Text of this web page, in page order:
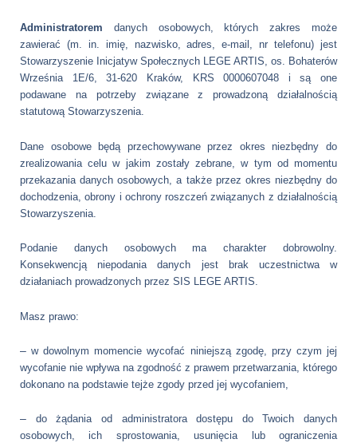
Administratorem danych osobowych, których zakres może
zawierać (m. in. imię, nazwisko, adres, e-mail, nr telefonu) jest
Stowarzyszenie Inicjatyw Społecznych LEGE ARTIS, os. Bohaterów
Września 1E/6, 31-620 Kraków, KRS 0000607048 i są one
podawane na potrzeby związane z prowadzoną działalnością
statutową Stowarzyszenia.
Dane osobowe będą przechowywane przez okres niezbędny do
zrealizowania celu w jakim zostały zebrane, w tym od momentu
przekazania danych osobowych, a także przez okres niezbędny do
dochodzenia, obrony i ochrony roszczeń związanych z działalnością
Stowarzyszenia.
Podanie danych osobowych ma charakter dobrowolny.
Konsekwencją niepodania danych jest brak uczestnictwa w
działaniach prowadzonych przez SIS LEGE ARTIS.
Masz prawo:
–w dowolnym momencie wycofać niniejszą zgodę, przy czym jej
wycofanie nie wpływa na zgodność z prawem przetwarzania, którego
dokonano na podstawie tejże zgody przed jej wycofaniem,
– do żądania od administratora dostępu do Twoich danych
osobowych, ich sprostowania, usunięcia lub ograniczenia